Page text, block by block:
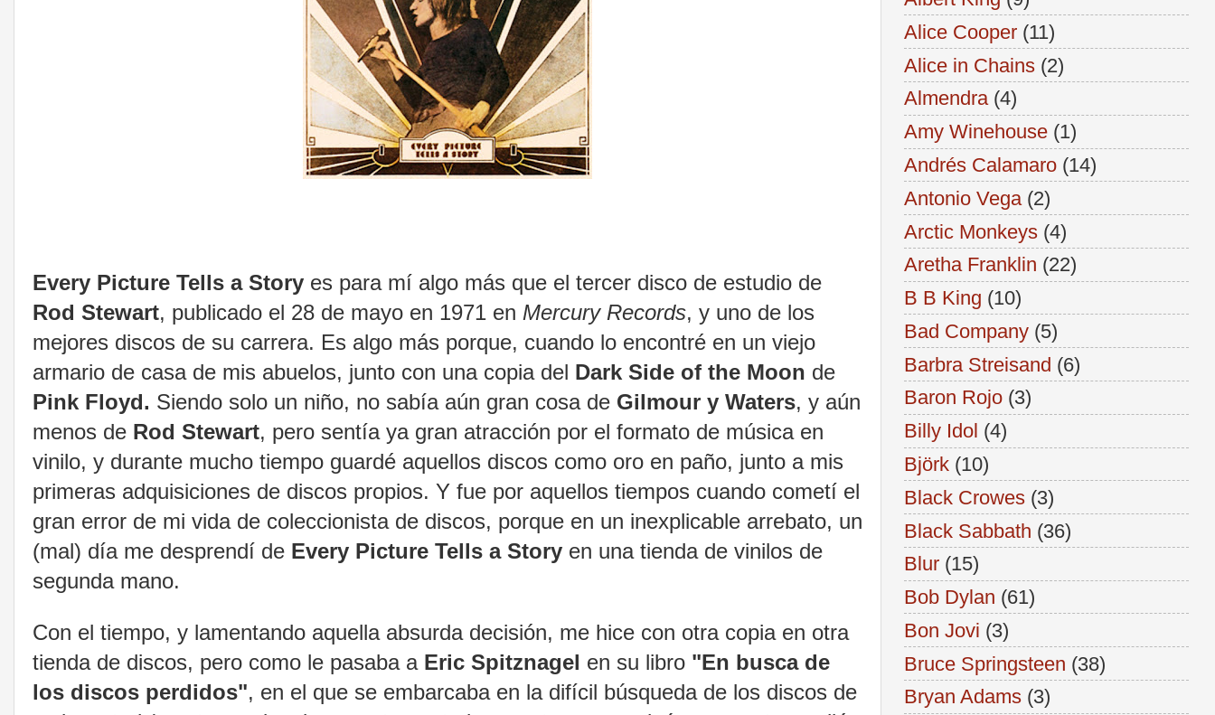
Every Picture Tells a Story es para mí algo más que el tercer disco de estudio de
Rod Stewart, publicado el 28 de mayo en 1971 en Mercury Records, y uno de los
mejores discos de su carrera. Es algo más porque, cuando lo encontré en un viejo
armario de casa de mis abuelos, junto con una copia del Dark Side of the Moon de
Pink Floyd. Siendo solo un niño, no sabía aún gran cosa de Gilmour y Waters, y aún
menos de Rod Stewart, pero sentía ya gran atracción por el formato de música en
vinilo, y durante mucho tiempo guardé aquellos discos como oro en paño, junto a mis
primeras adquisiciones de discos propios. Y fue por aquellos tiempos cuando cometí el
gran error de mi vida de coleccionista de discos, porque en un inexplicable arrebato, un
(mal) día me desprendí de Every Picture Tells a Story en una tienda de vinilos de
segunda mano.
Con el tiempo, y lamentando aquella absurda decisión, me hice con otra copia en otra
tienda de discos, pero como le pasaba a Eric Spitznagel en su libro "En busca de
los discos perdidos", en el que se embarcaba en la difícil búsqueda de los discos de
Alice Cooper (11)
Alice in Chains (2)
Almendra (4)
Amy Winehouse (1)
Andrés Calamaro (14)
Antonio Vega (2)
Arctic Monkeys (4)
Aretha Franklin (22)
B B King (10)
Bad Company (5)
Barbra Streisand (6)
Baron Rojo (3)
Billy Idol (4)
Björk (10)
Black Crowes (3)
Black Sabbath (36)
Blur (15)
Bob Dylan (61)
Bon Jovi (3)
Bruce Springsteen (38)
Bryan Adams (3)